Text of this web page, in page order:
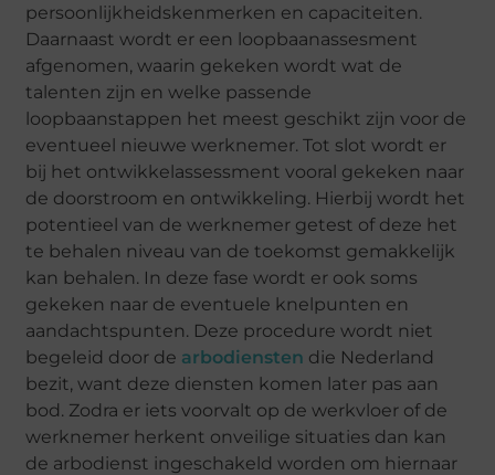
persoonlijkheidskenmerken en capaciteiten.
Daarnaast wordt er een loopbaanassesment
afgenomen, waarin gekeken wordt wat de
talenten zijn en welke passende
loopbaanstappen het meest geschikt zijn voor de
eventueel nieuwe werknemer. Tot slot wordt er
bij het ontwikkelassessment vooral gekeken naar
de doorstroom en ontwikkeling. Hierbij wordt het
potentieel van de werknemer getest of deze het
te behalen niveau van de toekomst gemakkelijk
kan behalen. In deze fase wordt er ook soms
gekeken naar de eventuele knelpunten en
aandachtspunten. Deze procedure wordt niet
begeleid door de arbodiensten die Nederland
bezit, want deze diensten komen later pas aan
bod. Zodra er iets voorvalt op de werkvloer of de
werknemer herkent onveilige situaties dan kan
de arbodienst ingeschakeld worden om hiernaar